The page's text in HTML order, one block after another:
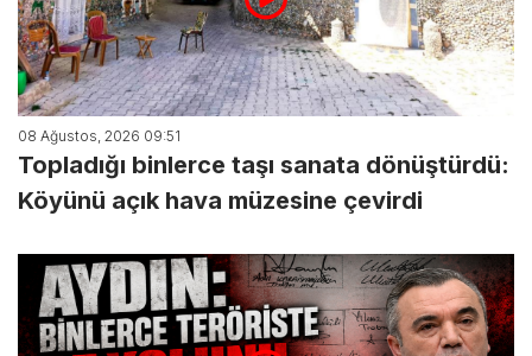
08 Ağustos, 2026 09:51
Topladığı binlerce taşı sanata dönüştürdü:
Köyünü açık hava müzesine çevirdi